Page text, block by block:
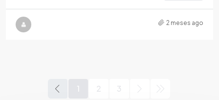
2 meses ago
1 2 3